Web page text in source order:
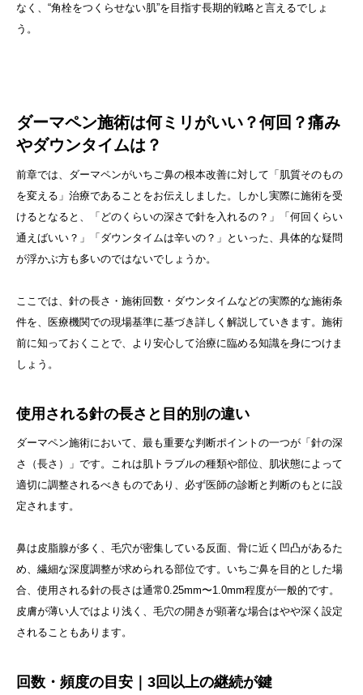
なく、“角栓をつくらせない肌”を目指す長期的戦略と言えるでしょ
う。
ダーマペン施術は何ミリがいい？何回？痛み
やダウンタイムは？
前章では、ダーマペンがいちご鼻の根本改善に対して「肌質そのもの
を変える」治療であることをお伝えしました。しかし実際に施術を受
けるとなると、「どのくらいの深さで針を入れるの？」「何回くらい
通えばいい？」「ダウンタイムは辛いの？」といった、具体的な疑問
が浮かぶ方も多いのではないでしょうか。
ここでは、針の長さ・施術回数・ダウンタイムなどの実際的な施術条
件を、医療機関での現場基準に基づき詳しく解説していきます。施術
前に知っておくことで、より安心して治療に臨める知識を身につけま
しょう。
使用される針の長さと目的別の違い
ダーマペン施術において、最も重要な判断ポイントの一つが「針の深
さ（長さ）」です。これは肌トラブルの種類や部位、肌状態によって
適切に調整されるべきものであり、必ず医師の診断と判断のもとに設
定されます。
鼻は皮脂腺が多く、毛穴が密集している反面、骨に近く凹凸があるた
め、繊細な深度調整が求められる部位です。いちご鼻を目的とした場
合、使用される針の長さは通常0.25mm〜1.0mm程度が一般的です。
皮膚が薄い人ではより浅く、毛穴の開きが顕著な場合はやや深く設定
されることもあります。
回数・頻度の目安｜3回以上の継続が鍵